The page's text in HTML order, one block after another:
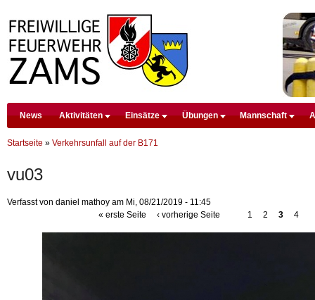
News Aktivitäten Einsätze Übungen Mannschaft
Startseite » Verkehrsunfall auf der B171
vu03
Verfasst von daniel mathoy am Mi, 08/21/2019 - 11:45
« erste Seite
‹ vorherige Seite 1 2 3 4
Premium Drupal Themes by Adaptivethemes